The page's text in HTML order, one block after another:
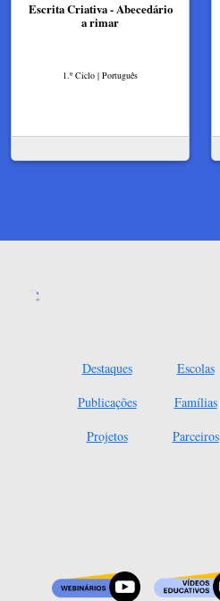
Escrita Criativa - Abecedário
a rimar
1.º Ciclo | Português
Destaques
Publicações
Projetos
Escolas
Famílias
Parceiros